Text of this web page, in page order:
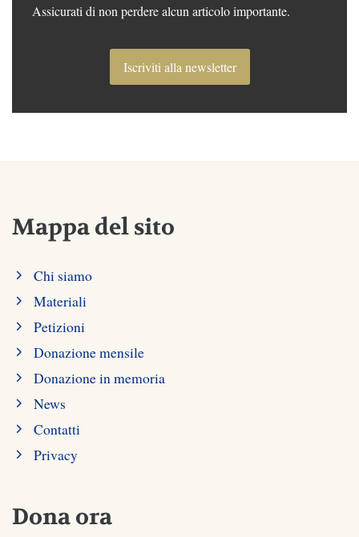
Assicurati di non perdere alcun articolo importante.
Iscriviti alla newsletter
Mappa del sito
Chi siamo
Materiali
Petizioni
Donazione mensile
Donazione in memoria
News
Contatti
Privacy
Dona ora